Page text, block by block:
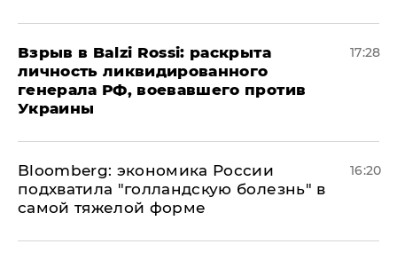
​Взрыв в Balzi Rossi: раскрыта
личность ликвидированного
генерала РФ, воевавшего против
Украины
17:28
Bloomberg: экономика России
подхватила "голландскую болезнь" в
самой тяжелой форме
16:20